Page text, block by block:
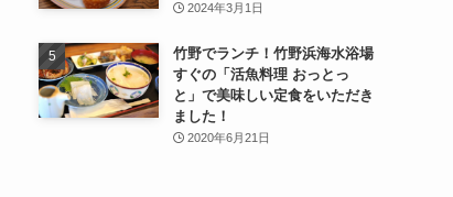
2024年3月1日
竹野でランチ！竹野浜海水浴場
すぐの「活魚料理 おっとっ
と」で美味しい定食をいただき
ました！
2020年6月21日